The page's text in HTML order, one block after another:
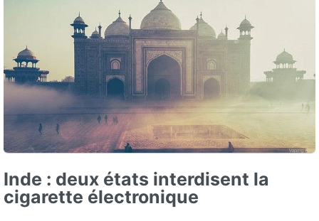
Inde : deux états interdisent la
cigarette électronique